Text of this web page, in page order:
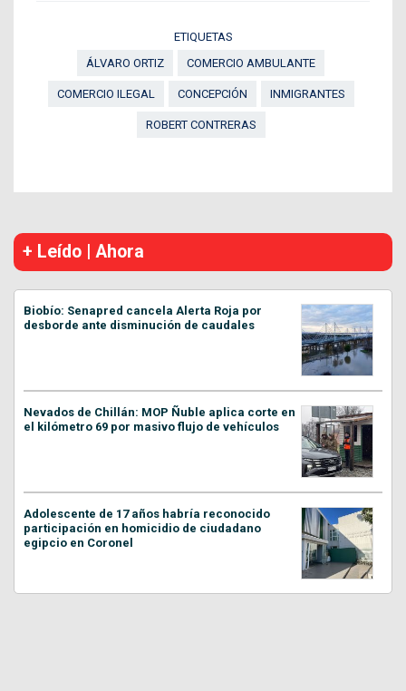
ETIQUETAS
ÁLVARO ORTIZ
COMERCIO AMBULANTE
COMERCIO ILEGAL CONCEPCIÓN INMIGRANTES
ROBERT CONTRERAS
+ Leído | Ahora
Biobío: Senapred cancela Alerta Roja por
desborde ante disminución de caudales
Nevados de Chillán: MOP Ñuble aplica corte en
el kilómetro 69 por masivo flujo de vehículos
Adolescente de 17 años habría reconocido
participación en homicidio de ciudadano
egipcio en Coronel